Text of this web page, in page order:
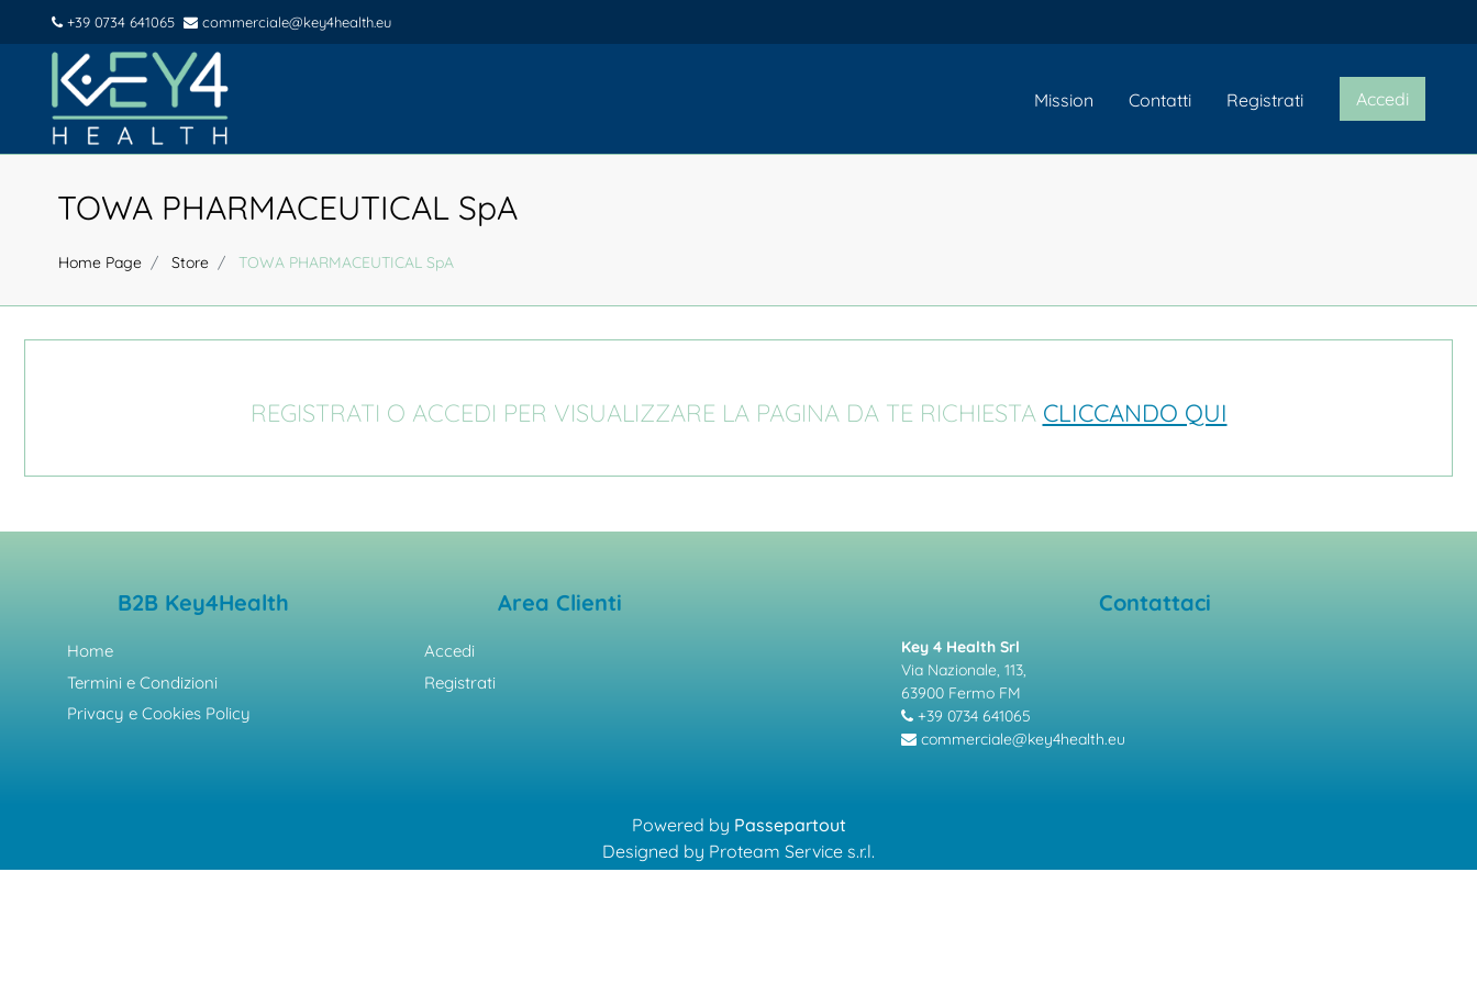
+39 0734 641065 commerciale@key4health.eu
Mission Contatti Registrati Accedi
TOWA PHARMACEUTICAL SpA
Home Page Store TOWA PHARMACEUTICAL SpA
REGISTRATI O ACCEDI PER VISUALIZZARE LA PAGINA DA TE RICHIESTA CLICCANDO QUI
B2B Key4Health
Home
Termini e Condizioni
Privacy e Cookies Policy
Area Clienti
Accedi
Registrati
Contattaci
Key 4 Health Srl
Via Nazionale, 113,
63900 Fermo FM
+39 0734 641065
commerciale@key4health.eu
Powered by Passepartout
Designed by Proteam Service s.r.l.